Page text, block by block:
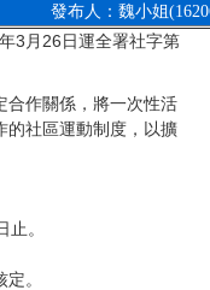
發布人：魏小姐
3月26日運全署社字第
合作關係，將一次性活
的社區運動制度，以擴
。
。